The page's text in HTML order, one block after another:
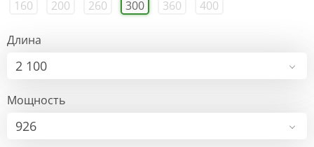
160
200 260 300 360 400
Длина
2 100
Мощность
926